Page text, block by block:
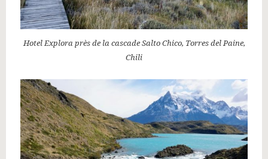
Hotel Explora près de la cascade Salto Chico, Torres del Paine,
Chili